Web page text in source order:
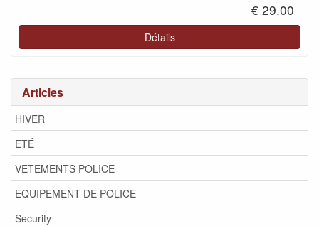
Articles
HIVER
ETÉ
VETEMENTS POLICE
EQUIPEMENT DE POLICE
Security
€ 29.00
Détails